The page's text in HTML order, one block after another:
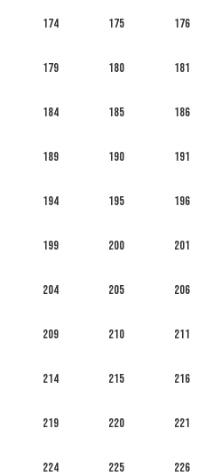
174 175 176
179 180 181
184 185 186
189 190 191
194 195 196
199 200 201
204 205 206
209 210 211
214 215 216
219 220 221
224 225 226